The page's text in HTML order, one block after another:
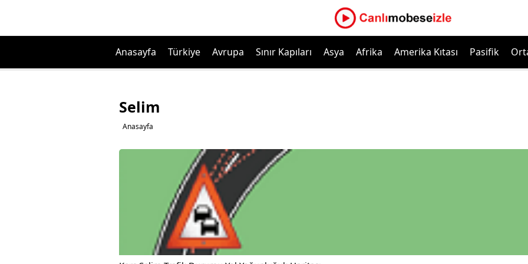
Anasayfa Türkiye Avrupa Sınır Kapıları Asya Afrika Amerika Kıtası Pasifik
Selim
Anasayfa